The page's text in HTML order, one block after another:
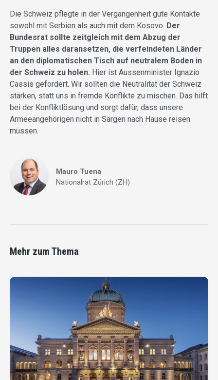
Die Schweiz pflegte in der Vergangenheit gute Kontakte
sowohl mit Serbien als auch mit dem Kosovo. Der
Bundesrat sollte zeitgleich mit dem Abzug der
Truppen alles daransetzen, die verfeindeten Länder
an den diplomatischen Tisch auf neutralem Boden in
der Schweiz zu holen. Hier ist Aussenminister Ignazio
Cassis gefordert. Wir sollten die Neutralität der Schweiz
stärken, statt uns in fremde Konflikte zu mischen. Das hilft
bei der Konfliktlösung und sorgt dafür, dass unsere
Armeeangehörigen nicht in Särgen nach Hause reisen
müssen.
Mauro Tuena
Nationalrat Zürich (ZH)
Mehr zum Thema